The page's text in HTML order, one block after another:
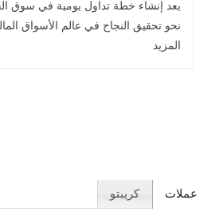
يعد إنشاء خطة تداول يومية في سوق
نحو تحقيق النجاح في عالم الأسواق
المزيد
عملات كريبتو